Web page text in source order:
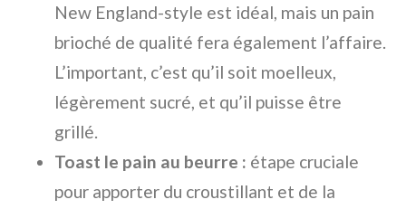
New England-style est idéal, mais un pain
brioché de qualité fera également l’affaire.
L’important, c’est qu’il soit moelleux,
légèrement sucré, et qu’il puisse être
grillé.
Toast le pain au beurre : étape cruciale
pour apporter du croustillant et de la